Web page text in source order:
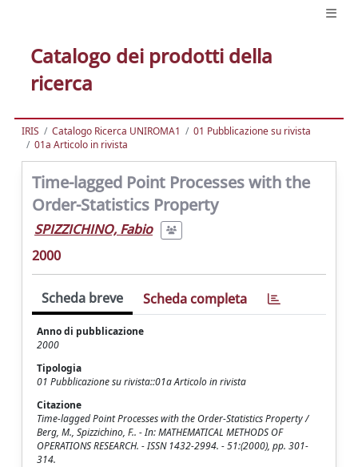
Catalogo dei prodotti della
ricerca
IRIS Catalogo Ricerca UNIROMA1
01 Pubblicazione su rivista
01a Articolo in rivista
Time-lagged Point Processes with the
Order-Statistics Property
SPIZZICHINO, Fabio
2000
Scheda breve Scheda completa
Anno di pubblicazione
2000
Tipologia
01 Pubblicazione su rivista::01a Articolo in rivista
Citazione
Time-lagged Point Processes with the Order-Statistics Property /
Berg, M., Spizzichino, F.. - In: MATHEMATICAL METHODS OF
OPERATIONS RESEARCH. - ISSN 1432-2994. - 51:(2000), pp. 301-
314.